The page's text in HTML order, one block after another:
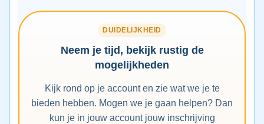
DUIDELIJKHEID
Neem je tijd, bekijk rustig de
mogelijkheden
Kijk rond op je account en zie wat we je te
bieden hebben. Mogen we je gaan helpen? Dan
kun je in jouw account jouw inschrijving